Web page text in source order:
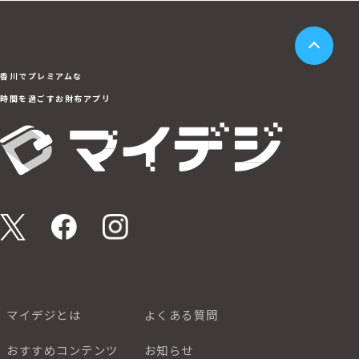
香川でプレミアムな
時間を過ごすお財布アプリ
マイデジとは よくある質問
おすすめコンテンツ お知らせ